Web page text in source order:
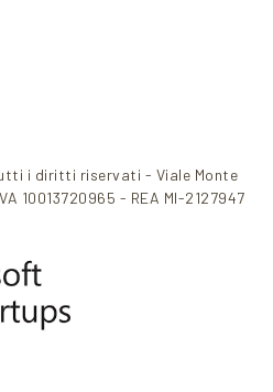
i diritti riservati - Viale Monte
10013720965 - REA MI-2127947